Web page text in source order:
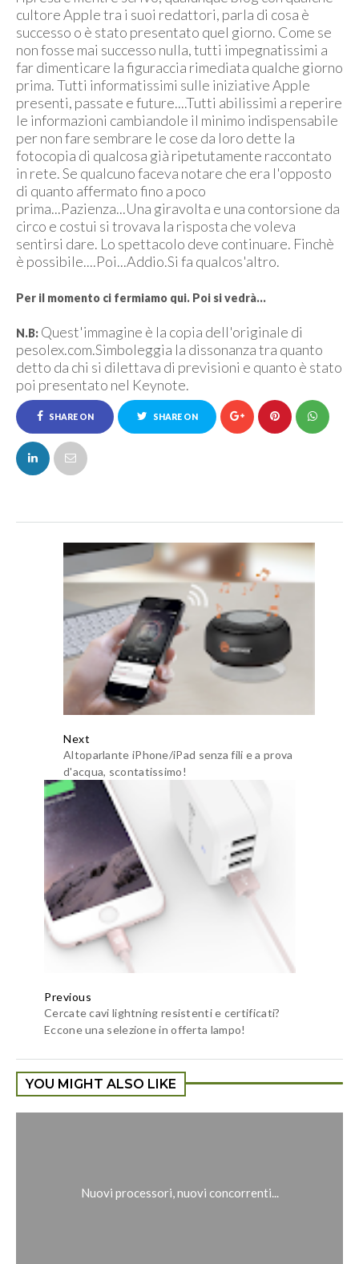
cultore Apple tra i suoi redattori, parla di cosa è
successo o è stato presentato quel giorno. Come se
non fosse mai successo nulla, tutti impegnatissimi a
far dimenticare la figuraccia rimediata qualche giorno
prima. Tutti informatissimi sulle iniziative Apple
presenti, passate e future....Tutti abilissimi a reperire
le informazioni cambiandole il minimo indispensabile
per non fare sembrare le cose da loro dette la
fotocopia di qualcosa già ripetutamente raccontato
in rete. Se qualcuno faceva notare che era l'opposto
di quanto affermato fino a poco
prima...Pazienza...Una giravolta e una contorsione da
circo e costui si trovava la risposta che voleva
sentirsi dare. Lo spettacolo deve continuare. Finchè
è possibile....Poi...Addio.Si fa qualcos'altro.
Per il momento ci fermiamo qui. Poi si vedrà...
N.B: Quest'immagine è la copia dell'originale di
pesolex.com.Simboleggia la dissonanza tra quanto
detto da chi si dilettava di previsioni e quanto è stato
poi presentato nel Keynote.
SHARE ON
FACEBOOK
SHARE ON
Next
Altoparlante iPhone/iPad senza fili e a prova
d'acqua, scontatissimo!
Previous
Cercate cavi lightning resistenti e certificati?
Eccone una selezione in offerta lampo!
YOU MIGHT ALSO LIKE
Nuovi processori, nuovi concorrenti...